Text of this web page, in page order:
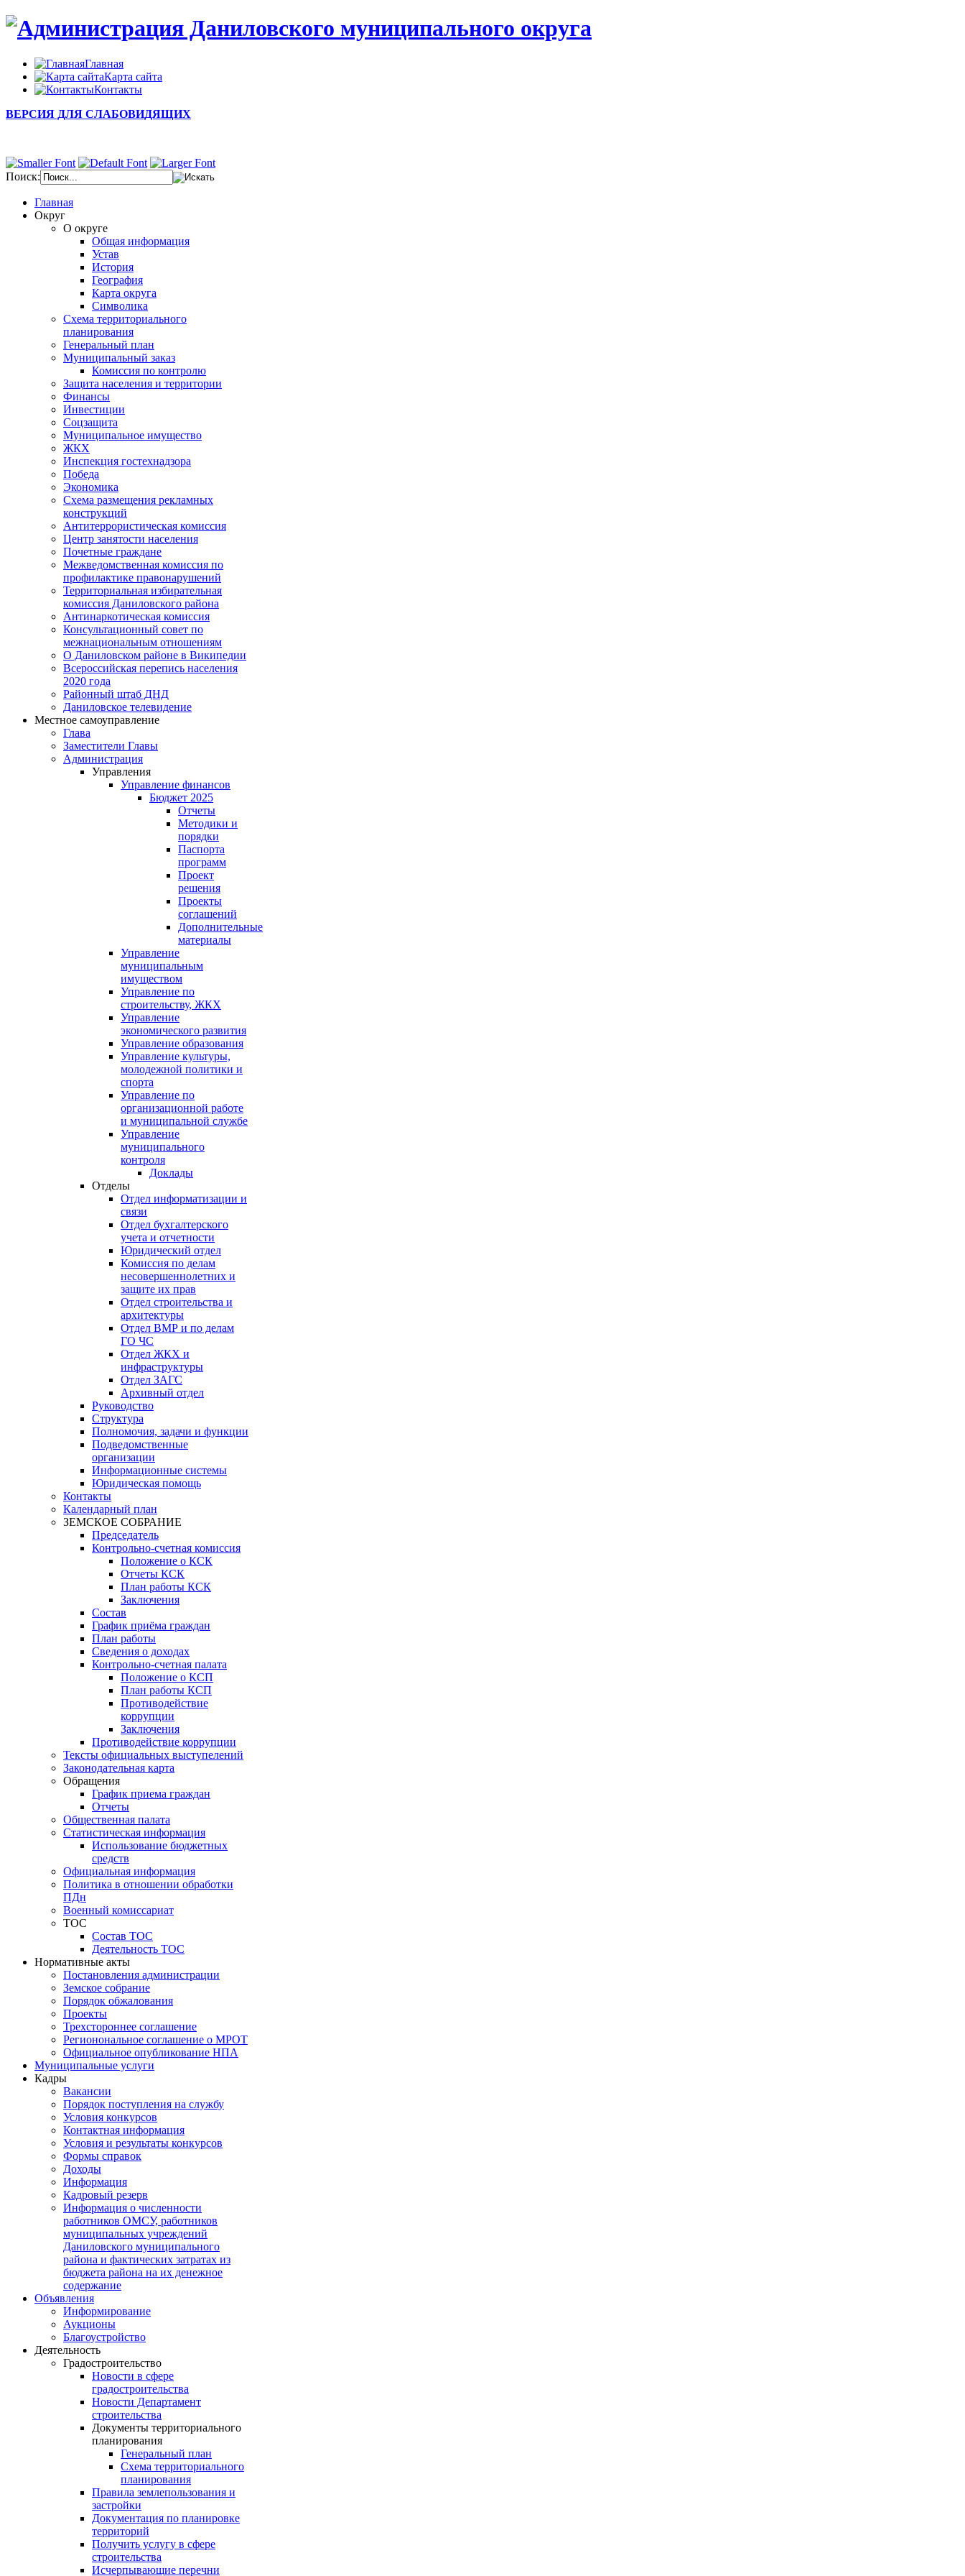
Главная
Карта сайта
Контакты
ВЕРСИЯ ДЛЯ СЛАБОВИДЯЩИХ
Поиск:
Главная
Округ
О округе
Общая информация
Устав
История
География
Карта округа
Символика
Схема территориального
планирования
Генеральный план
Муниципальный заказ
Комиссия по контролю
Защита населения и территории
Финансы
Инвестиции
Соцзащита
Муниципальное имущество
ЖКХ
Инспекция гостехнадзора
Победа
Экономика
Схема размещения рекламных
конструкций
Антитеррористическая комиссия
Центр занятости населения
Почетные граждане
Межведомственная комиссия по
профилактике правонарушений
Территориальная избирательная
комиссия Даниловского района
Антинаркотическая комиссия
Консультационный совет по
межнациональным отношениям
О Даниловском районе в Википедии
Всероссийская перепись населения
2020 года
Районный штаб ДНД
Даниловское телевидение
Местное самоуправление
Глава
Заместители Главы
Администрация
Управления
Управление финансов
Бюджет 2025
Отчеты
Методики и
порядки
Паспорта
программ
Проект
решения
Проекты
соглашений
Дополнительные
материалы
Управление
муниципальным
имуществом
Управление по
строительству, ЖКХ
Управление
экономического развития
Управление образования
Управление культуры,
молодежной политики и
спорта
Управление по
организационной работе
и муниципальной службе
Управление
муниципального
контроля
Доклады
Отделы
Отдел информатизации и
связи
Отдел бухгалтерского
учета и отчетности
Юридический отдел
Комиссия по делам
несовершеннолетних и
защите их прав
Отдел строительства и
архитектуры
Отдел ВМР и по делам
ГО ЧС
Отдел ЖКХ и
инфраструктуры
Отдел ЗАГС
Архивный отдел
Руководство
Структура
Полномочия, задачи и функции
Подведомственные
организации
Информационные системы
Юридическая помощь
Контакты
Календарный план
ЗЕМСКОЕ СОБРАНИЕ
Председатель
Контрольно-счетная комиссия
Положение о КСК
Отчеты КСК
План работы КСК
Заключения
Состав
График приёма граждан
План работы
Сведения о доходах
Контрольно-счетная палата
Положение о КСП
План работы КСП
Противодействие
коррупции
Заключения
Противодействие коррупции
Тексты официальных выступелений
Законодательная карта
Обращения
График приема граждан
Отчеты
Общественная палата
Статистическая информация
Использование бюджетных
средств
Официальная информация
Политика в отношении обработки
ПДн
Военный комиссариат
ТОС
Состав ТОС
Деятельность ТОС
Нормативные акты
Постановления администрации
Земское собрание
Порядок обжалования
Проекты
Трехстороннее соглашение
Регионональное соглашение о МРОТ
Официальное опубликование НПА
Муниципальные услуги
Кадры
Вакансии
Порядок поступления на службу
Условия конкурсов
Контактная информация
Условия и результаты конкурсов
Формы справок
Доходы
Информация
Кадровый резерв
Информация о численности
работников ОМСУ, работников
муниципальных учреждений
Даниловского муниципального
района и фактических затратах из
бюджета района на их денежное
содержание
Объявления
Информирование
Аукционы
Благоустройство
Деятельность
Градостроительство
Новости в сфере
градостроительства
Новости Департамент
строительства
Документы территориального
планирования
Генеральный план
Схема территориального
планирования
Правила землепользования и
застройки
Документация по планировке
территорий
Получить услугу в сфере
строительства
Исчерпывающие перечни